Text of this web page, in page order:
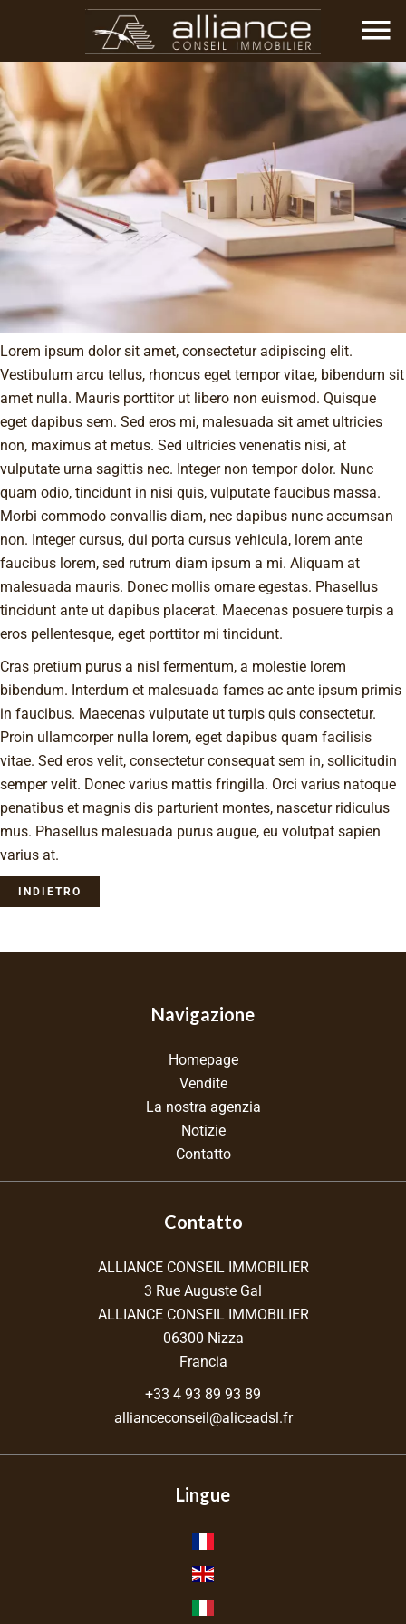
Lorem ipsum dolor sit amet, consectetur adipiscing elit.
Vestibulum arcu tellus, rhoncus eget tempor vitae, bibendum sit
amet nulla. Mauris porttitor ut libero non euismod. Quisque
eget dapibus sem. Sed eros mi, malesuada sit amet ultricies
non, maximus at metus. Sed ultricies venenatis nisi, at
vulputate urna sagittis nec. Integer non tempor dolor. Nunc
quam odio, tincidunt in nisi quis, vulputate faucibus massa.
Morbi commodo convallis diam, nec dapibus nunc accumsan
non. Integer cursus, dui porta cursus vehicula, lorem ante
faucibus lorem, sed rutrum diam ipsum a mi. Aliquam at
malesuada mauris. Donec mollis ornare egestas. Phasellus
tincidunt ante ut dapibus placerat. Maecenas posuere turpis a
eros pellentesque, eget porttitor mi tincidunt.
Cras pretium purus a nisl fermentum, a molestie lorem
bibendum. Interdum et malesuada fames ac ante ipsum primis
in faucibus. Maecenas vulputate ut turpis quis consectetur.
Proin ullamcorper nulla lorem, eget dapibus quam facilisis
vitae. Sed eros velit, consectetur consequat sem in, sollicitudin
semper velit. Donec varius mattis fringilla. Orci varius natoque
penatibus et magnis dis parturient montes, nascetur ridiculus
mus. Phasellus malesuada purus augue, eu volutpat sapien
varius at.
INDIETRO
Navigazione
Homepage
Vendite
La nostra agenzia
Notizie
Contatto
Contatto
ALLIANCE CONSEIL IMMOBILIER
3 Rue Auguste Gal
ALLIANCE CONSEIL IMMOBILIER
06300 Nizza
Francia
+33 4 93 89 93 89
allianceconseil@aliceadsl.fr
Lingue